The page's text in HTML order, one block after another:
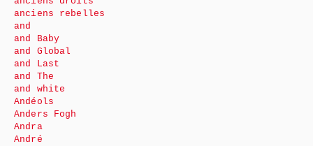
anciens rebelles
and
and Baby
and Global
and Last
and The
and white
Andéols
Anders Fogh
Andra
André